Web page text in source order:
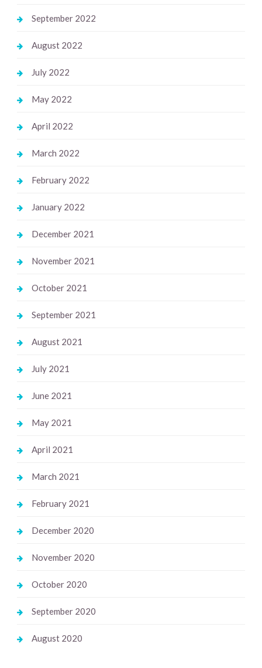
September 2022
August 2022
July 2022
May 2022
April 2022
March 2022
February 2022
January 2022
December 2021
November 2021
October 2021
September 2021
August 2021
July 2021
June 2021
May 2021
April 2021
March 2021
February 2021
December 2020
November 2020
October 2020
September 2020
August 2020